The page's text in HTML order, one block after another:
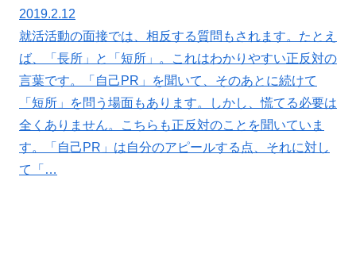
2019.2.12
就活活動の面接では、相反する質問もされます。たとえ
ば、「長所」と「短所」。これはわかりやすい正反対の
言葉です。「自己PR」を聞いて、そのあとに続けて
「短所」を問う場面もあります。しかし、慌てる必要は
全くありません。こちらも正反対のことを聞いていま
す。「自己PR」は自分のアピールする点、それに対し
て「…